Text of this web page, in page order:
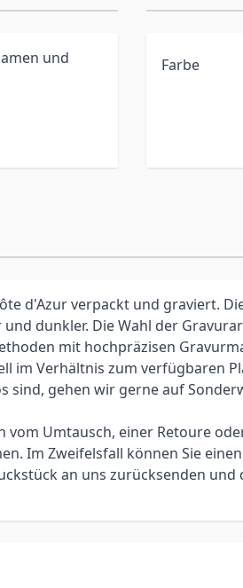
und
Farbe
d'Azur verpackt und graviert.
dunkler. Die Wahl der
mit hochpräzisen
im Verhältnis zum verfügbaren
sind, gehen wir gerne auf
Umtausch, einer Retoure
Im Zweifelsfall können Sie
an uns zurücksenden